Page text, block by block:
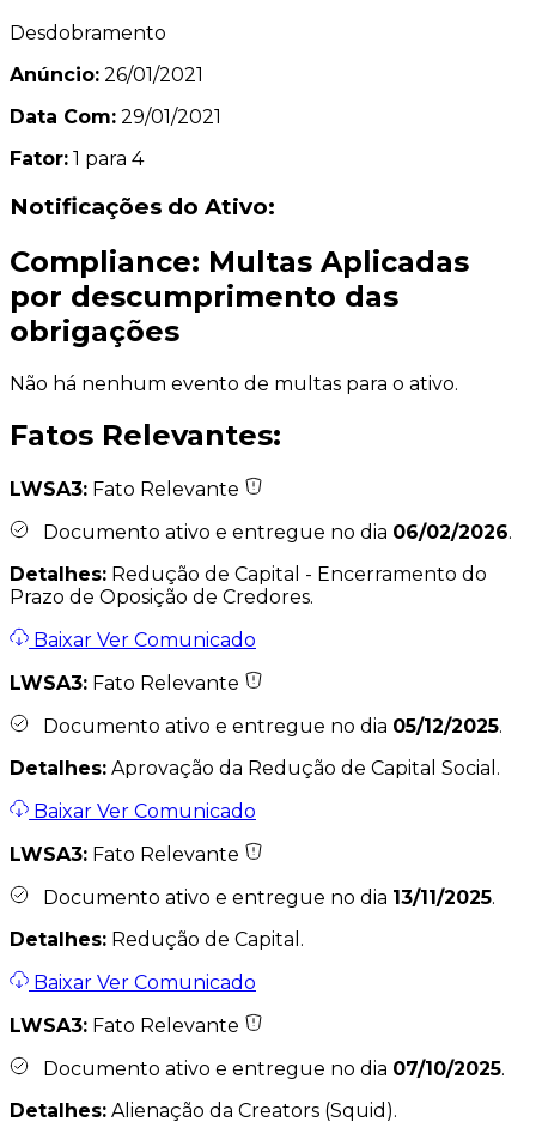
Desdobramento
Anúncio: 26/01/2021
Data Com: 29/01/2021
Fator: 1 para 4
Notificações do Ativo:
Compliance: Multas Aplicadas
por descumprimento das
obrigações
Não há nenhum evento de multas para o ativo.
Fatos Relevantes:
LWSA3: Fato Relevante
Documento ativo e entregue no dia 06/02/2026.
Detalhes: Redução de Capital - Encerramento do
Prazo de Oposição de Credores.
Baixar Ver Comunicado
LWSA3: Fato Relevante
Documento ativo e entregue no dia 05/12/2025.
Detalhes: Aprovação da Redução de Capital Social.
Baixar Ver Comunicado
LWSA3: Fato Relevante
Documento ativo e entregue no dia 13/11/2025.
Detalhes: Redução de Capital.
Baixar Ver Comunicado
LWSA3: Fato Relevante
Documento ativo e entregue no dia 07/10/2025.
Detalhes: Alienação da Creators (Squid).